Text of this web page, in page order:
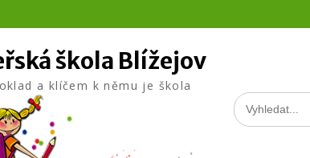
škola Blížejov
a klíčem k němu je škola
Search
for: